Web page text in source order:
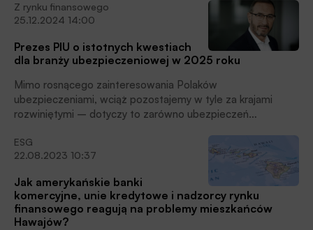
Z rynku finansowego
25.12.2024 14:00
Prezes PIU o istotnych kwestiach
dla branży ubezpieczeniowej w 2025 roku
Mimo rosnącego zainteresowania Polaków
ubezpieczeniami, wciąż pozostajemy w tyle za krajami
rozwiniętymi – dotyczy to zarówno ubezpieczeń
roku będziemy skupiać się na zmniejszaniu luki
ubezpieczeniowej, podkreśla Jan Grzegorz Prądzyński,
ESG
22.08.2023 10:37
Jak amerykańskie banki
komercyjne, unie kredytowe i nadzorcy rynku
finansowego reagują na problemy mieszkańców
Hawajów?